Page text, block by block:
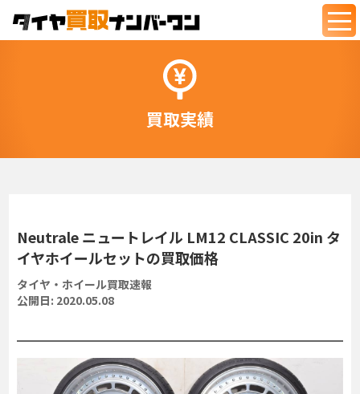
買取実績
Neutrale ニュートレイル LM12 CLASSIC 20in タ
イヤホイールセットの買取価格
タイヤ・ホイール買取速報
公開日: 2020.05.08